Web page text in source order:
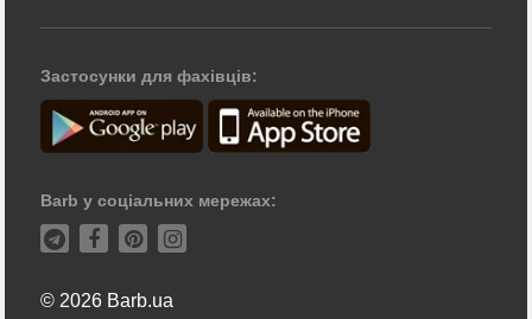
Застосунки для фахівців:
Barb у соціальних мережах:
© 2026 Barb.ua